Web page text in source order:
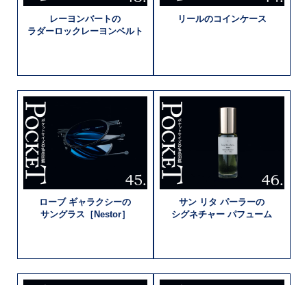
レーヨンバートの
ラダーロック レーヨンベルト
リールのコインケース
ローブ ギャラクシーの
サングラス［Nestor］
サン リタパーラーの
シグネチャーパフューム